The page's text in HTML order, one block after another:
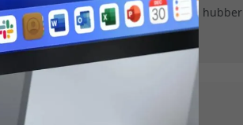
Biltilbehør | Multiport-adaptere og hubber
| iPhone-tilbehør
for å få 8% rabatt.